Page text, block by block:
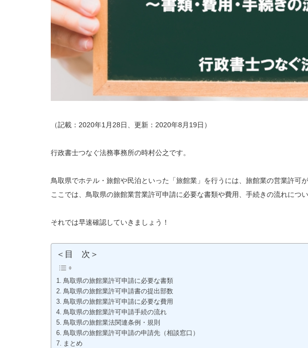
（記載：2020年1月28日、更新：2020年8月19日）
行政書士つなぐ法務事務所の時村公之です。
鳥取県でホテル・旅館や民泊といった「旅館業」を行うには、旅館業の営業許可が
ここでは、鳥取県の旅館業営業許可申請に必要な書類や費用、手続きの流れにつ
それでは早速確認していきましょう！
＜目 次＞
鳥取県の旅館業許可申請に必要な書類
鳥取県の旅館業許可申請書の提出部数
鳥取県の旅館業許可申請に必要な費用
鳥取県の旅館業許可申請手続の流れ
鳥取県の旅館業法関連条例・規則
鳥取県の旅館業許可申請の申請先（相談窓口）
まとめ